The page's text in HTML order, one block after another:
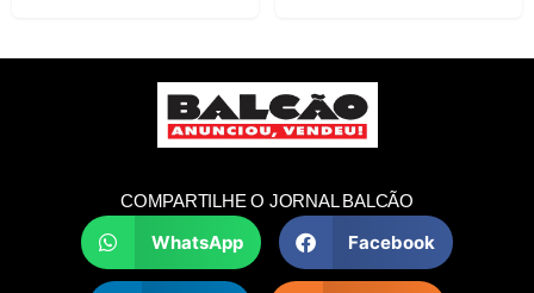
COMPARTILHE O JORNAL BALCÃO
WhatsApp Facebook